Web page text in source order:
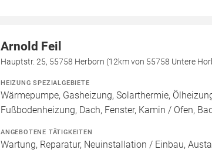
Arnold Feil
Hauptstr. 25, 55758 Herborn (12km von 55758 Untere
HEIZUNG SPEZIALGEBIETE
Wärmepumpe, Gasheizung, Solarthermie,
Fußbodenheizung, Dach, Fenster, Kamin / Ofen,
ANGEBOTENE TÄTIGKEITEN
Wartung, Reparatur, Neuinstallation / Einbau,